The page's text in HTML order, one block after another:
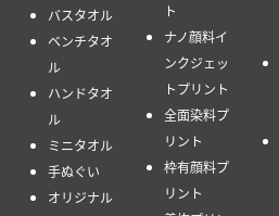
バスタオル
ベンチタオ
ル
ハンドタオ
ル
ミニタオル
手ぬぐい
オリジナル
ト
ナノ顔料イ
ンクジェッ
トプリント
全面染料プ
リント
枠有顔料プ
リント